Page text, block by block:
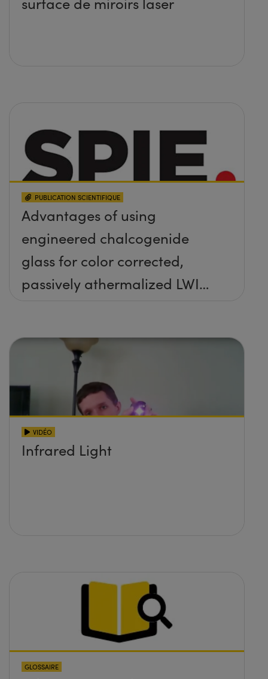
PUBLICATION SCIENTIFIQUE
Advantages of using
engineered chalcogenide
glass for color corrected,
passively athermalized LWIR
VIDÉO
Infrared Light
GLOSSAIRE